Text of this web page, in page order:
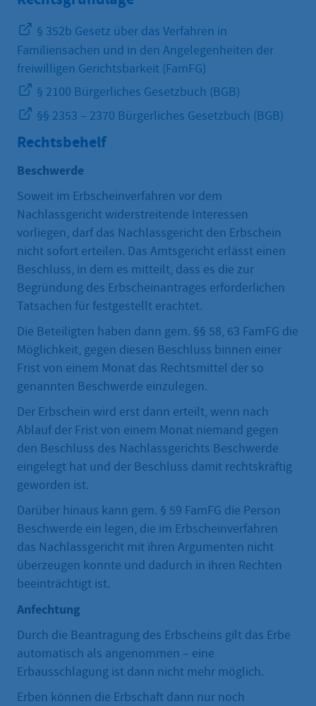
§ 352b Gesetz über das Verfahren in
Familiensachen und in den Angelegenheiten der
freiwilligen Gerichtsbarkeit (FamFG)
§ 2100 Bürgerliches Gesetzbuch (BGB)
§§ 2353 – 2370 Bürgerliches Gesetzbuch (BGB)
Rechtsbehelf
Beschwerde
Soweit im Erbscheinverfahren vor dem
Nachlassgericht widerstreitende Interessen
vorliegen, darf das Nachlassgericht den Erbschein
nicht sofort erteilen. Das Amtsgericht erlässt einen
Beschluss, in dem es mitteilt, dass es die zur
Begründung des Erbscheinantrages erforderlichen
Tatsachen für festgestellt erachtet.
Die Beteiligten haben dann gem. §§ 58, 63 FamFG die
Möglichkeit, gegen diesen Beschluss binnen einer
Frist von einem Monat das Rechtsmittel der so
genannten Beschwerde einzulegen.
Der Erbschein wird erst dann erteilt, wenn nach
Ablauf der Frist von einem Monat niemand gegen
den Beschluss des Nachlassgerichts Beschwerde
eingelegt hat und der Beschluss damit rechtskräftig
geworden ist.
Darüber hinaus kann gem. § 59 FamFG die Person
Beschwerde ein legen, die im Erbscheinverfahren
das Nachlassgericht mit ihren Argumenten nicht
überzeugen konnte und dadurch in ihren Rechten
beeinträchtigt ist.
Anfechtung
Durch die Beantragung des Erbscheins gilt das Erbe
automatisch als angenommen – eine
Erbausschlagung ist dann nicht mehr möglich.
Erben können die Erbschaft dann nur noch